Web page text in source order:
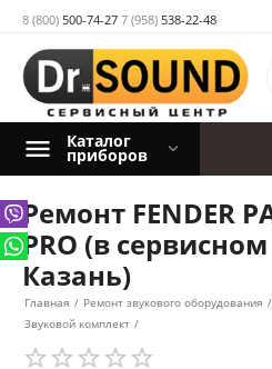
8 (800) 500-74-27 7 (958) 538-22-48
Каталог
приборов
Ремонт FENDER
PRO (в
Казань)
Главная / Ремонт звукового оборудования /
Звуковой комплект /